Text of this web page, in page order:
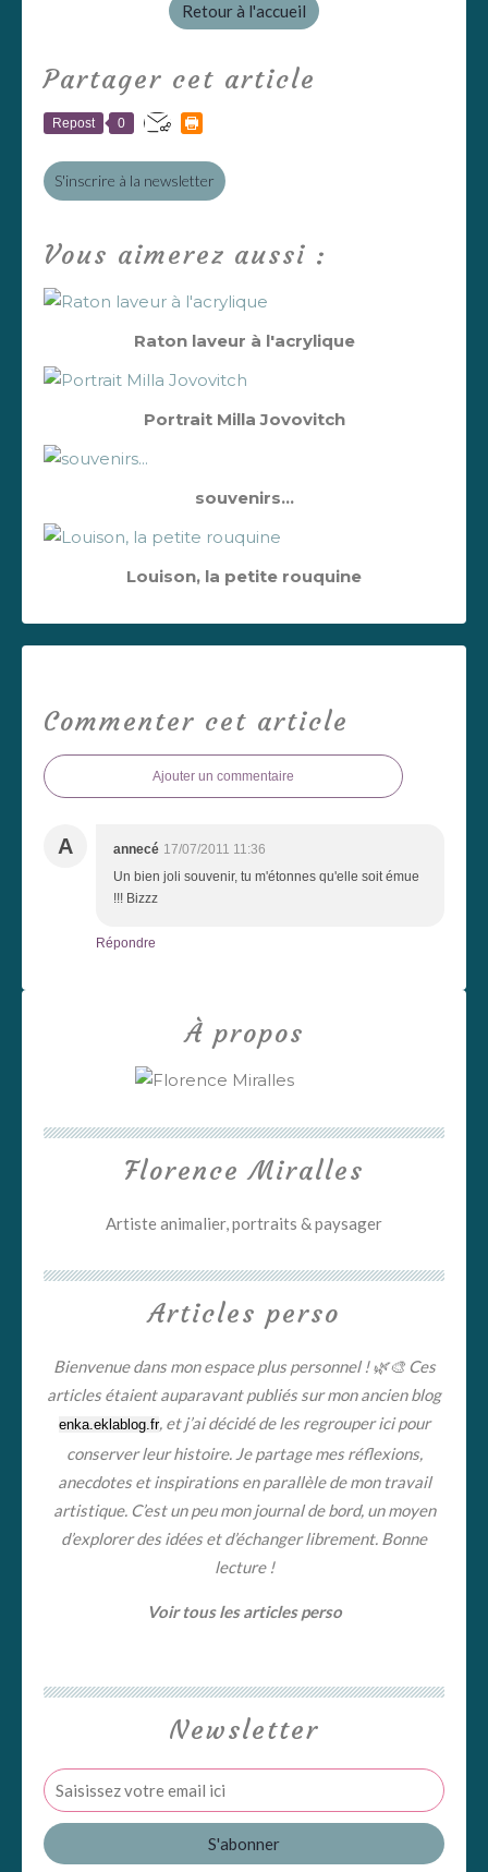
Retour à l'accueil
Partager cet article
Repost 0
S'inscrire à la newsletter
Vous aimerez aussi :
Raton laveur à l'acrylique
Portrait Milla Jovovitch
souvenirs...
Louison, la petite rouquine
Commenter cet article
Ajouter un commentaire
A annecé 17/07/2011 11:36
Un bien joli souvenir, tu m'étonnes qu'elle soit émue
!!! Bizzz
Répondre
Newsletter
Florence Miralles
Artiste animalier, portraits & paysager
À propos
Articles perso
Bienvenue dans mon espace plus personnel ! 🌿🎨 Ces
articles étaient auparavant publiés sur mon ancien blog
enka.eklablog.fr, et j’ai décidé de les regrouper ici pour
conserver leur histoire. Je partage mes réflexions,
anecdotes et inspirations en parallèle de mon travail
artistique. C’est un peu mon journal de bord, un moyen
d’explorer des idées et d’échanger librement. Bonne
lecture !
Voir tous les articles perso